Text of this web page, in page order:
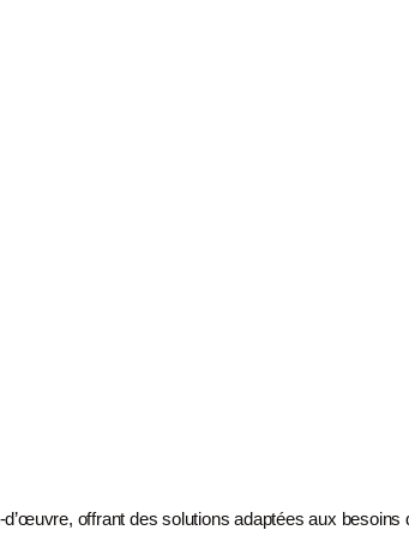
d’œuvre, offrant des solutions adaptées aux